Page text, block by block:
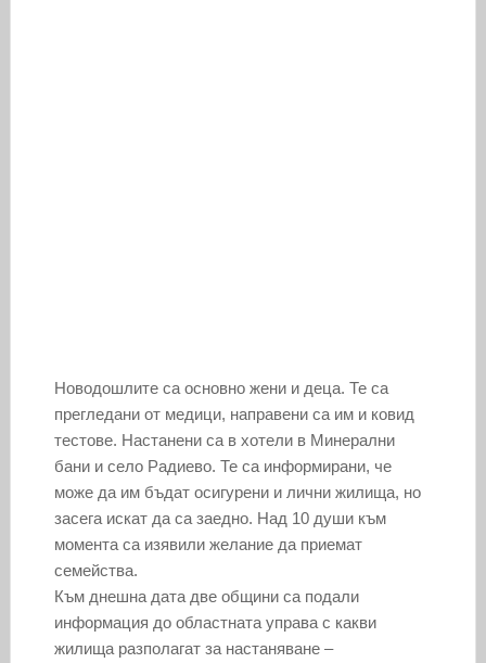
Новодошлите са основно жени и деца. Те са
прегледани от медици, направени са им и ковид
тестове. Настанени са в хотели в Минерални
бани и село Радиево. Те са информирани, че
може да им бъдат осигурени и лични жилища, но
засега искат да са заедно. Над 10 души към
момента са изявили желание да приемат
семейства.
Към днешна дата две общини са подали
информация до областната управа с какви
жилища разполагат за настаняване –